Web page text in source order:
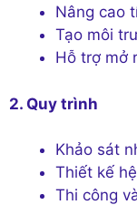
Nâng cao
Tạo môi
Hỗ trợ mở
2. Quy trình
Khảo sát
Thiết kế
Thi công